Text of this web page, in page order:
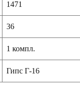
1471
36
1 компл.
Гипс Г-16